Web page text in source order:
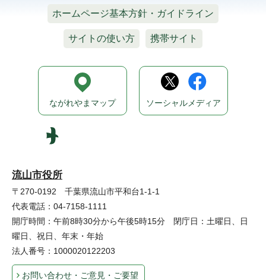
ホームページ基本方針・ガイドライン
サイトの使い方 携帯サイト
流山市役所
〒270-0192 千葉県流山市平和台1-1-1
代表電話：04-7158-1111
開庁時間：午前8時30分から午後5時15分 閉庁日：土曜日、日
曜日、祝日、年末・年始
法人番号：1000020122203
お問い合わせ・ご意見・ご要望
ながれやまマップ ソーシャルメディア